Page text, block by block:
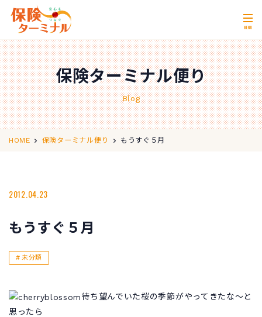
MENU
ホーム Home
私たちの強み Our Strength
無料相談 Consultation
取扱保険会社 Insurance Companies
店舗情報
0120-11-2287
保険ターミナル便り
Blog
HOME 保険ターミナル便り もうすぐ５月
2012.04.23
もうすぐ５月
未分類
待ち望んでいた桜の季節がやってきたな～と
思ったら